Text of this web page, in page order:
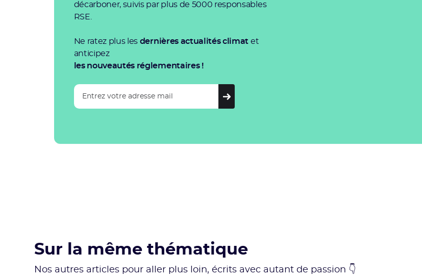
décarboner, suivis par plus de 5000 responsables
RSE.
Ne ratez plus les dernières actualités climat et
anticipez
les nouveautés réglementaires !
Sur la même thématique
Nos autres articles pour aller plus loin, écrits avec autant de passion 👇